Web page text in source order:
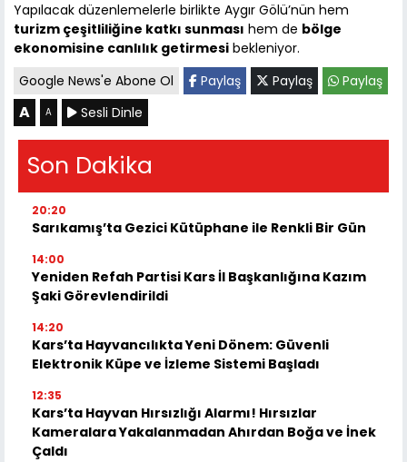
Yapılacak düzenlemelerle birlikte Aygır Gölü’nün hem
turizm çeşitliliğine katkı sunması hem de bölge
ekonomisine canlılık getirmesi bekleniyor.
Google News'e Abone Ol
Paylaş Paylaş Paylaş
A A Sesli Dinle
Son Dakika
20:20
Sarıkamış’ta Gezici Kütüphane ile Renkli Bir Gün
14:00
Yeniden Refah Partisi Kars İl Başkanlığına Kazım
Şaki Görevlendirildi
14:20
Kars’ta Hayvancılıkta Yeni Dönem: Güvenli
Elektronik Küpe ve İzleme Sistemi Başladı
12:35
Kars’ta Hayvan Hırsızlığı Alarmı! Hırsızlar
Kameralara Yakalanmadan Ahırdan Boğa ve İnek
Çaldı